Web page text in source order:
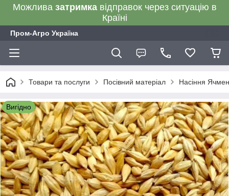
Можлива затримкавідправок через ситуацію в
Країні
Пром-Агро Україна
Товари та послуги Посівний матеріал Насіння
Вигідно